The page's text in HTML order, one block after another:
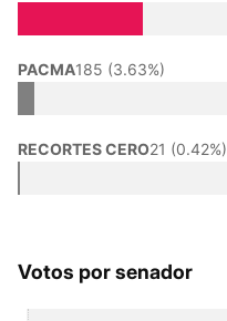
PACMA185 (3.63%)
RECORTES CERO21 (0.42%)
Votos por senador